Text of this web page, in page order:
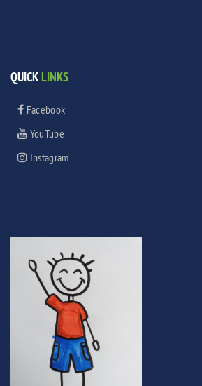
QUICKLINKS
Facebook
YouTube
Instagram